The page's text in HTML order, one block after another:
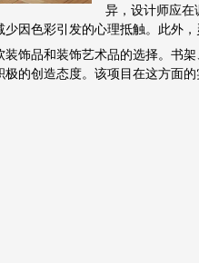
异，设计师应在
因色彩引发的心理抵触。此外
饰品和装饰艺术品的选择。书
的创造态度。该项目在这方面